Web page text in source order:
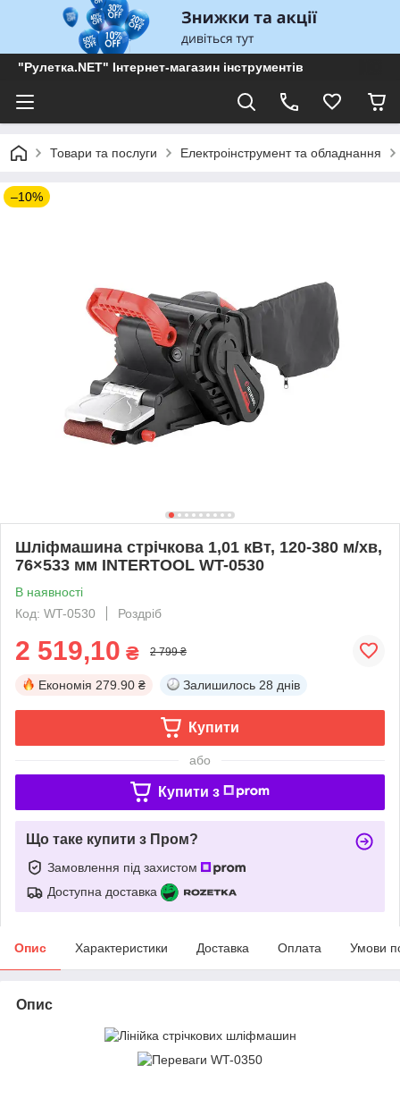
"Рулетка.NET" Інтернет-магазин інструментів
Товари та послуги Електроінструмент та обладнання
–10%
Шліфмашина стрічкова 1,01 кВт, 120-380 м/хв,
76×533 мм INTERTOOL WT-0530
В наявності
Код: WT-0530
Роздріб
2 519,10 ₴ 2 799 ₴
Економія 279.90 ₴ Залишилось 28 днів
Купити
або
Купити з
Що таке купити з Пром?
Замовлення під захистом
Доступна доставка
Опис Характеристики Доставка Оплата Умови
Опис